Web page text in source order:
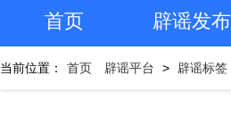
首页 辟谣发布
当前位置： 首页 辟谣平台 > 辟谣标签